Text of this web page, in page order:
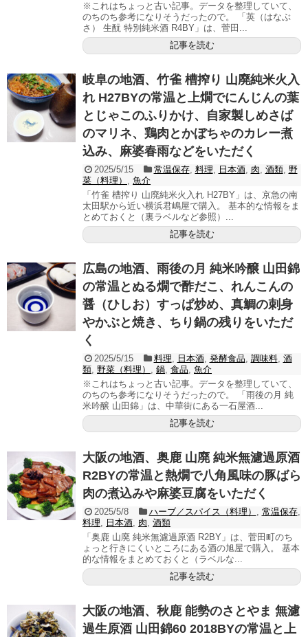
※これはちょっと古い記事。データを整理していて、
のちのち参考になりそうだったので。 「英（はなぶ
さ） 生酛 特別純米酒 R4BY」は、菅田...
記事を読む
岐阜の地酒、竹雀 槽搾り 山廃純米火入
れ H27BYの常温と上燗でにんじんの葉
とじゃこのふりかけ、自家製しめさば
のマリネ、鶏肉とかぼちゃのカレー煮
込み、麻婆春雨などをいただく
2025/5/15 常温保存, 料理, 日本酒, 肉, 酒類, 野
菜（料理） , 魚介
「竹雀 槽搾り 山廃純米火入れ H27BY」は、京急の南
太田駅から近い横浜君嶋屋で購入。 基本的な情報をま
とめておくと（裏ラベルなど参照）...
記事を読む
広島の地酒、雨後の月 純米吟醸 山田錦
の常温とぬる燗で酢だこ、れんこんの
醤（ひしお）すっぱ炒め、真鯛の刺身
やかぶと焼き、ちり鍋の残りをいただ
く
2025/5/15 料理, 日本酒, 発酵食品, 調味料, 酒
類, 野菜（料理） , 鍋, 食品, 魚介
※これはちょっと古い記事。データを整理していて、
のちのち参考になりそうだったので。 「雨後の月 純
米吟醸 山田錦」は、中華街にある一石屋酒...
記事を読む
大阪の地酒、奥鹿 山廃 純米無濾過原酒
R2BYの常温と熱燗で八角風味の豚ばら
肉の煮込みや麻婆豆腐をいただく
2025/5/8 ハーブ／スパイス（料理） , 常温保存,
料理, 日本酒, 肉, 酒類
「奥鹿 山廃 純米無濾過原酒 R2BY」は、菅田町のち
ょっと行きにくいところにある酒の旭屋で購入。 基本
的な情報をまとめておくと（ラベルな...
記事を読む
大阪の地酒、秋鹿 能勢のさとやま 無濾
過生原酒 山田錦60 2018BYの常温と上